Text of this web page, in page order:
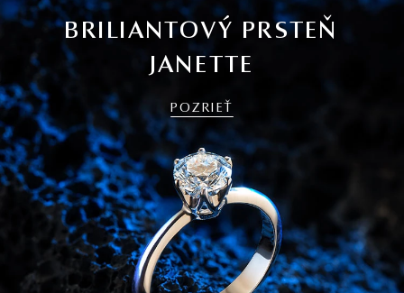
BRILIANTOVÝ PRSTEŇ
JANETTE
POZRIEŤ